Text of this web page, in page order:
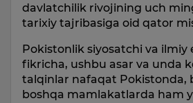
davlatchilik rivojining uch
tarixiy tajribasiga oid qator
Pokistonlik siyosatchi va
fikricha, ushbu asar va unda
talqinlar nafaqat Pokistonda,
boshqa mamlakatlarda ham